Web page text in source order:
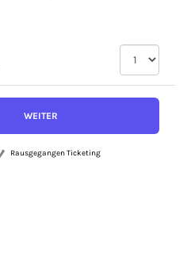
WEITER
Rausgegangen Ticketing